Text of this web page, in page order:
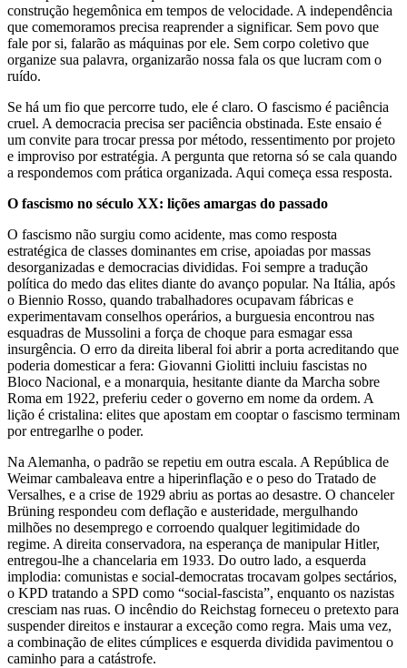
construção hegemônica em tempos de velocidade. A independência
que comemoramos precisa reaprender a significar. Sem povo que
fale por si, falarão as máquinas por ele. Sem corpo coletivo que
organize sua palavra, organizarão nossa fala os que lucram com o
ruído.
Se há um fio que percorre tudo, ele é claro. O fascismo é paciência
cruel. A democracia precisa ser paciência obstinada. Este ensaio é
um convite para trocar pressa por método, ressentimento por projeto
e improviso por estratégia. A pergunta que retorna só se cala quando
a respondemos com prática organizada. Aqui começa essa resposta.
O fascismo no século XX: lições amargas do passado
O fascismo não surgiu como acidente, mas como resposta
estratégica de classes dominantes em crise, apoiadas por massas
desorganizadas e democracias divididas. Foi sempre a tradução
política do medo das elites diante do avanço popular. Na Itália, após
o Biennio Rosso, quando trabalhadores ocupavam fábricas e
experimentavam conselhos operários, a burguesia encontrou nas
esquadras de Mussolini a força de choque para esmagar essa
insurgência. O erro da direita liberal foi abrir a porta acreditando que
poderia domesticar a fera: Giovanni Giolitti incluiu fascistas no
Bloco Nacional, e a monarquia, hesitante diante da Marcha sobre
Roma em 1922, preferiu ceder o governo em nome da ordem. A
lição é cristalina: elites que apostam em cooptar o fascismo terminam
por entregarlhe o poder.
Na Alemanha, o padrão se repetiu em outra escala. A República de
Weimar cambaleava entre a hiperinflação e o peso do Tratado de
Versalhes, e a crise de 1929 abriu as portas ao desastre. O chanceler
Brüning respondeu com deflação e austeridade, mergulhando
milhões no desemprego e corroendo qualquer legitimidade do
regime. A direita conservadora, na esperança de manipular Hitler,
entregou-lhe a chancelaria em 1933. Do outro lado, a esquerda
implodia: comunistas e social-democratas trocavam golpes sectários,
o KPD tratando a SPD como “social-fascista”, enquanto os nazistas
cresciam nas ruas. O incêndio do Reichstag forneceu o pretexto para
suspender direitos e instaurar a exceção como regra. Mais uma vez,
a combinação de elites cúmplices e esquerda dividida pavimentou o
caminho para a catástrofe.